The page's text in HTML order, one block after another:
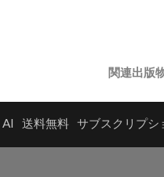
関連出版
AI 送料無料 サブスクリプシ